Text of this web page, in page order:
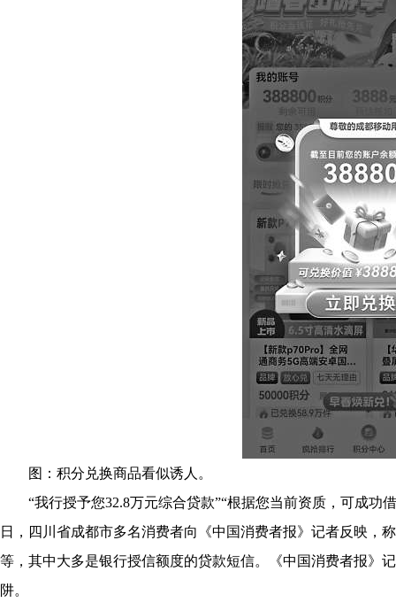
图：积分兑换商品看似诱人。
“我行授予您32.8万元综合贷款”“根据您当前资质，可成功
日，四川省成都市多名消费者向《中国消费者报》记者反映，
等，其中大多是银行授信额度的贷款短信。《中国消费者报》
阱。